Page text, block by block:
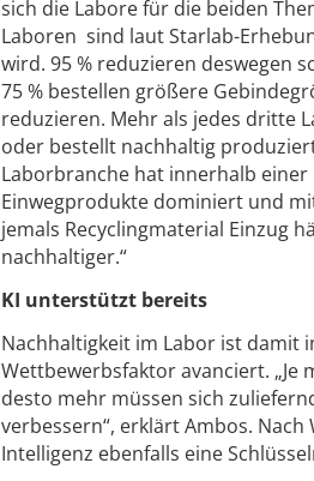
sich die Labore für die beiden
Laboren sind laut Starlab-
wird. 95 % reduzieren deswegen
75 % bestellen größere
reduzieren. Mehr als jedes dritte
oder bestellt nachhaltig
Laborbranche hat innerhalb einer
Einwegprodukte dominiert und
jemals Recyclingmaterial Einzug
nachhaltiger.“
KI unterstützt bereits
Nachhaltigkeit im Labor ist damit
Wettbewerbsfaktor avanciert.
desto mehr müssen sich
verbessern“, erklärt Ambos.
Intelligenz ebenfalls eine